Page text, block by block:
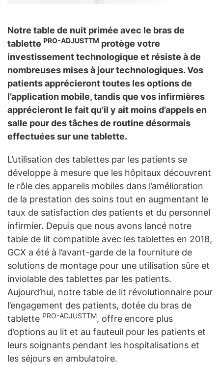
Notre table de nuit primée avec le bras de
tablette PRO-ADJUSTTM protège votre
investissement technologique et résiste à de
nombreuses mises à jour technologiques. Vos
patients apprécieront toutes les options de
l’application mobile, tandis que vos infirmières
apprécieront le fait qu’il y ait moins d’appels en
salle pour des tâches de routine désormais
effectuées sur une tablette.
L’utilisation des tablettes par les patients se
développe à mesure que les hôpitaux découvrent
le rôle des appareils mobiles dans l’amélioration
de la prestation des soins tout en augmentant le
taux de satisfaction des patients et du personnel
infirmier. Depuis que nous avons lancé notre
table de lit compatible avec les tablettes en 2018,
GCX a été à l’avant-garde de la fourniture de
solutions de montage pour une utilisation sûre et
inviolable des tablettes par les patients.
Aujourd’hui, notre table de lit révolutionnaire pour
l’engagement des patients, dotée du bras de
tablette PRO-ADJUSTTM, offre encore plus
d’options au lit et au fauteuil pour les patients et
leurs soignants pendant les hospitalisations et
les séjours en ambulatoire.